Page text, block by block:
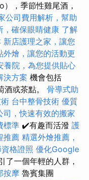
，季節性雞尾酒，
公司費用解析，幫助
，確保眼睛健康 了解
新店護理之家，讓您
外燴，讓您的活動更
養院，為您提供貼心
決方案 機會包括
或茶點。 骨導式助
台中整骨技術 優質
司，快速有效的搬家
標準 ✔️有趣而活潑 護
推薦 精選外燴推薦，
格證照 優化Google
了一個年輕的人群，
按摩 魯賓集團